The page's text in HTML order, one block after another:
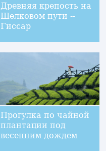
Древняя крепость на
Шелковом пути --
Гиссар
Прогулка по чайной
плантации под
весенним дождем